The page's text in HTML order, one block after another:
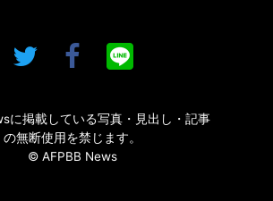
に掲載している写真・見出し・記事
の無断使用を禁じます。
© AFPBB News